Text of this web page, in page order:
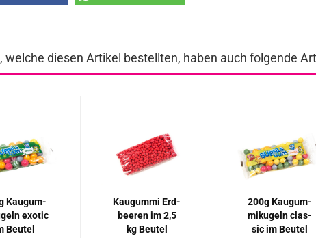
welche diesen Artikel bestellten, haben auch folgende
Kau­gum­
exo­tic
Beu­tel
Kau­gum­mi Erd­
bee­ren im 2,5
kg Beu­tel
200g Kau­gum­
mi­ku­geln clas­
sic im Beu­tel